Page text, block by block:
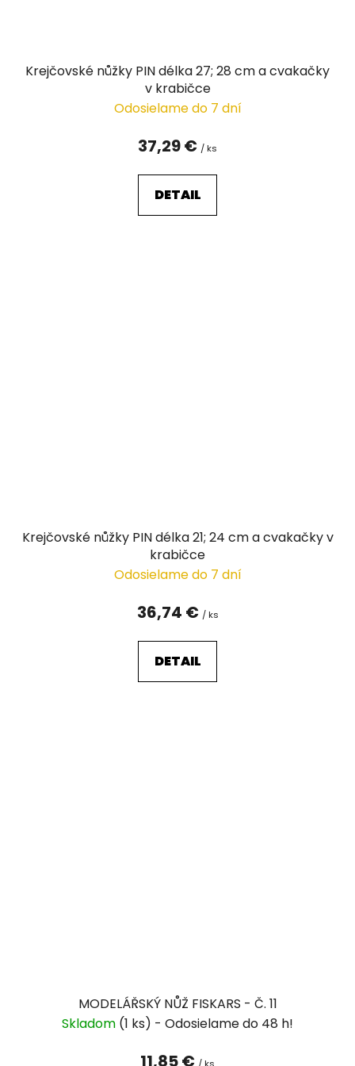
Krejčovské nůžky PIN délka 27; 28 cm a cvakačky
v krabičce
Odosielame do 7 dní
37,29 € / ks
DETAIL
Krejčovské nůžky PIN délka 21; 24 cm a cvakačky v
krabičce
Odosielame do 7 dní
36,74 € / ks
DETAIL
MODELÁŘSKÝ NŮŽ FISKARS - Č. 11
Skladom (1 ks)
11,85 €